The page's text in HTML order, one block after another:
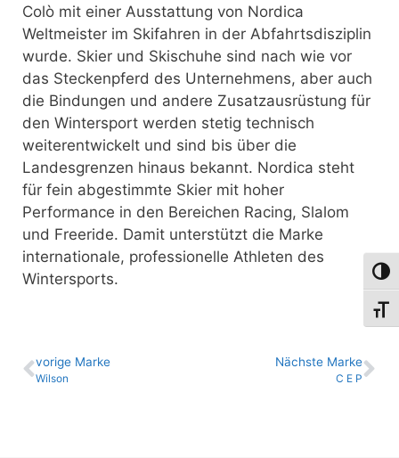
Colò mit einer Ausstattung von Nordica
Weltmeister im Skifahren in der Abfahrtsdisziplin
wurde. Skier und Skischuhe sind nach wie vor
das Steckenpferd des Unternehmens, aber auch
die Bindungen und andere Zusatzausrüstung für
den Wintersport werden stetig technisch
weiterentwickelt und sind bis über die
Landesgrenzen hinaus bekannt. Nordica steht
für fein abgestimmte Skier mit hoher
Performance in den Bereichen Racing, Slalom
und Freeride. Damit unterstützt die Marke
internationale, professionelle Athleten des
Wintersports.
vo­ri­ge Marke
Wilson
Nächste Marke
C E P